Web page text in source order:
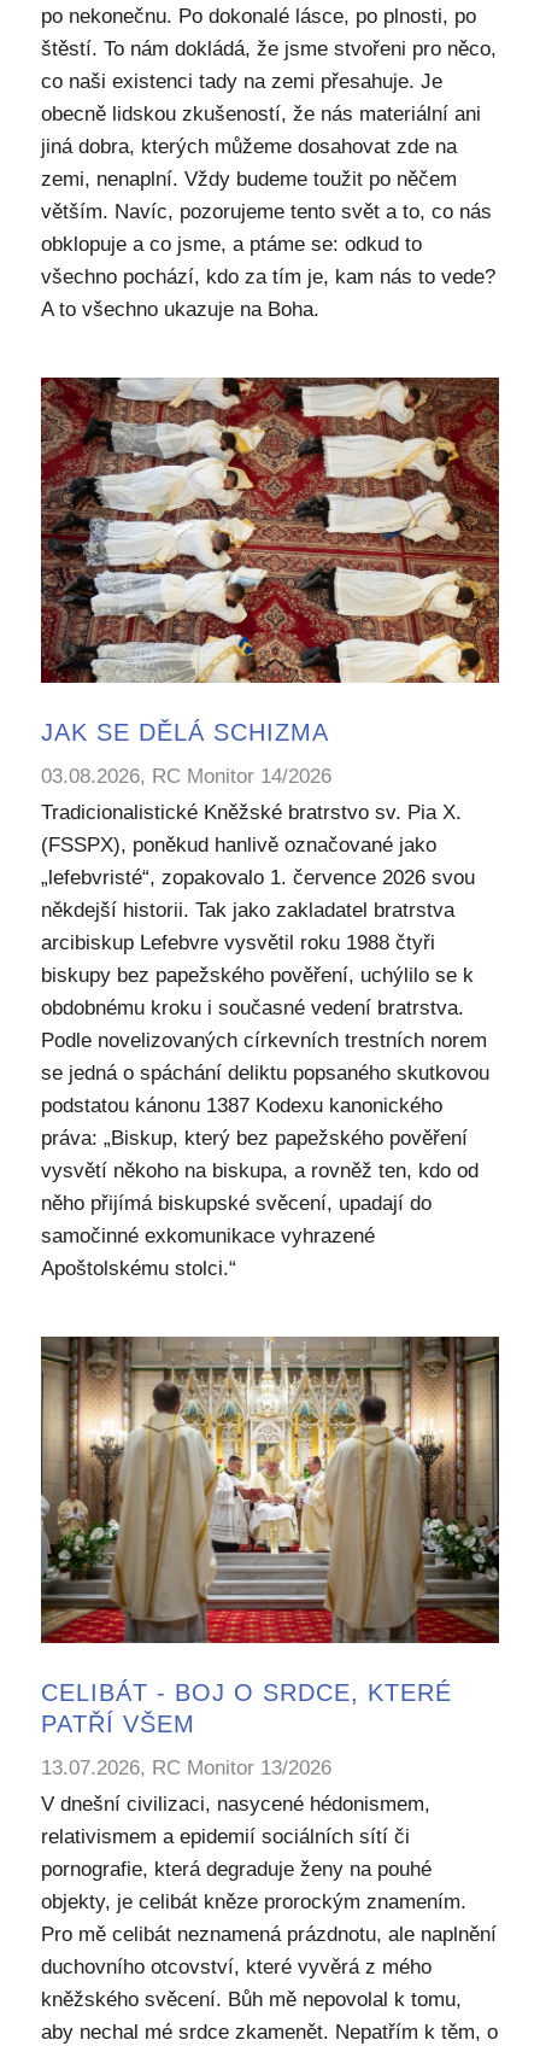
po nekonečnu. Po dokonalé lásce, po plnosti, po
štěstí. To nám dokládá, že jsme stvořeni pro něco,
co naši existenci tady na zemi přesahuje. Je
obecně lidskou zkušeností, že nás materiální ani
jiná dobra, kterých můžeme dosahovat zde na
zemi, nenaplní. Vždy budeme toužit po něčem
větším. Navíc, pozorujeme tento svět a to, co nás
obklopuje a co jsme, a ptáme se: odkud to
všechno pochází, kdo za tím je, kam nás to vede?
A to všechno ukazuje na Boha.
JAK SE DĚLÁ SCHIZMA
03.08.2026, RC Monitor 14/2026
Tradicionalistické Kněžské bratrstvo sv. Pia X.
(FSSPX), poněkud hanlivě označované jako
„lefebvristé“, zopakovalo 1. července 2026 svou
někdejší historii. Tak jako zakladatel bratrstva
arcibiskup Lefebvre vysvětil roku 1988 čtyři
biskupy bez papežského pověření, uchýlilo se k
obdobnému kroku i současné vedení bratrstva.
Podle novelizovaných církevních trestních norem
se jedná o spáchání deliktu popsaného skutkovou
podstatou kánonu 1387 Kodexu kanonického
práva: „Biskup, který bez papežského pověření
vysvětí někoho na biskupa, a rovněž ten, kdo od
něho přijímá biskupské svěcení, upadají do
samočinné exkomunikace vyhrazené
Apoštolskému stolci.“
CELIBÁT - BOJ O SRDCE, KTERÉ
PATŘÍ VŠEM
13.07.2026, RC Monitor 13/2026
V dnešní civilizaci, nasycené hédonismem,
relativismem a epidemií sociálních sítí či
pornografie, která degraduje ženy na pouhé
objekty, je celibát kněze prorockým znamením.
Pro mě celibát neznamená prázdnotu, ale naplnění
duchovního otcovství, které vyvěrá z mého
kněžského svěcení. Bůh mě nepovolal k tomu,
aby nechal mé srdce zkamenět. Nepatřím k těm, o